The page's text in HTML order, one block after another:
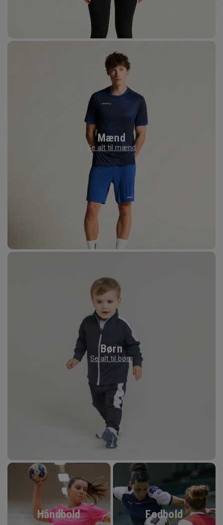
Mænd
Se alt til mænd
Børn
Se alt til børn
Håndbold Fodbold